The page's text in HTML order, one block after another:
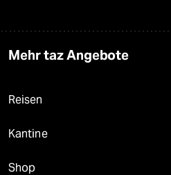
Mehr taz Angebote
Reisen
Kantine
Shop